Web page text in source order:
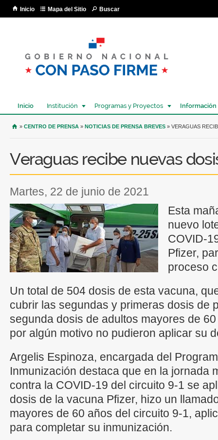
Inicio Mapa del Sitio Buscar
Inicio Institución Programas y Proyectos Información
USTED SE ENCUENTRA AQUÍ
» CENTRO DE PRENSA » NOTICIAS DE PRENSA BREVES » VERAGUAS
Veraguas recibe nuevas
martes, 22 de junio de 2021
Esta
nuevo
COVID-
Pfizer,
proceso
Un total de 504 dosis de esta vacuna,
cubrir las segundas y primeras dosis de
segunda dosis de adultos mayores de
por algún motivo no pudieron aplicar su
Argelis Espinoza, encargada del
Inmunización destaca que en la jornada
contra la COVID-19 del circuito 9-1 se
dosis de la vacuna Pfizer, hizo un
mayores de 60 años del circuito 9-1,
para completar su inmunización.